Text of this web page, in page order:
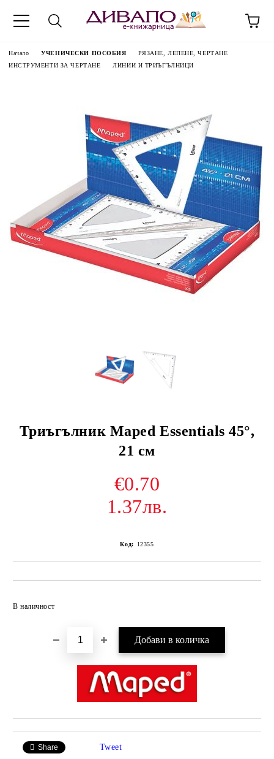
Начало УЧЕНИЧЕСКИ ПОСОБИЯ
РЯЗАНЕ, ЛЕПЕНЕ, ЧЕРТАНЕ
ИНСТРУМЕНТИ ЗА ЧЕРТАНЕ
ЛИНИИ И ТРИЪГЪЛНИЦИ
Триъгълник Maped Essentials 45°,
21 см
€0.70
1.37лв.
Код: 12355
В наличност
Share Tweet